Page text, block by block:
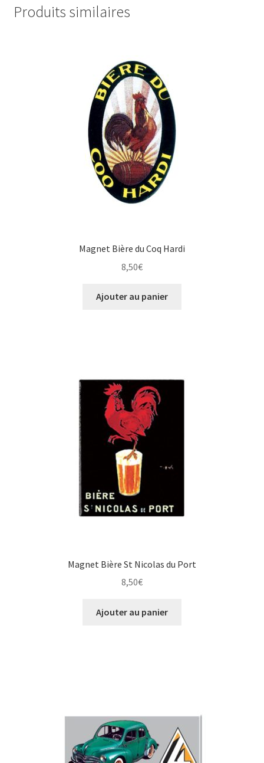
Produits similaires
Magnet Bière du Coq Hardi
8,50€
Ajouter au panier
Magnet Bière St Nicolas du Port
8,50€
Ajouter au panier